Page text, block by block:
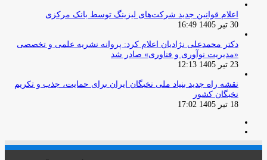
اعلام قوانین جدید شرکت‌های لیزینگ توسط بانک مرکزی
30 تیر 1405 16:49
دکتر محمدعلی نژادیان اعلام کرد: پروانه نشریه علمی و تخصصی
«مدیریت نوآوری و فناوری» صادر شد
23 تیر 1405 12:13
نقشه راه جدید بنیاد ملی نخبگان ایران برای حمایت، جذب و تکریم
نخبگان کشور
18 تیر 1405 17:02